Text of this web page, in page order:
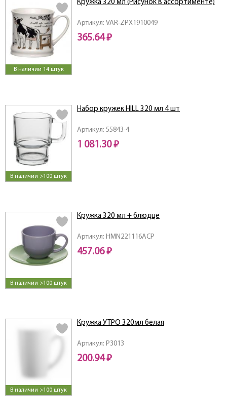
В наличии 14 штук
Артикул: VAR-ZPX1910049
Кружка 320 мл (Рисунок в ассортименте)
365.64 ₽
В наличии >100 штук
Артикул: 55843-4
Набор кружек HILL 320 мл 4 шт
1 081.30 ₽
В наличии >100 штук
Артикул: HMN221116ACP
Кружка 320 мл + блюдце
457.06 ₽
В наличии >100 штук
Артикул: P3013
Кружка УТРО 320мл белая
200.94 ₽